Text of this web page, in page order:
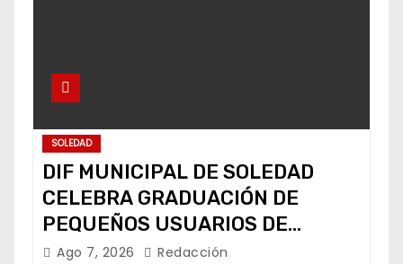
SOLEDAD
DIF MUNICIPAL DE SOLEDAD
CELEBRA GRADUACIÓN DE
PEQUEÑOS USUARIOS DE
ESTANCIAS “CAPULLITOS 1 Y 2”
Ago 7, 2026 Redacción